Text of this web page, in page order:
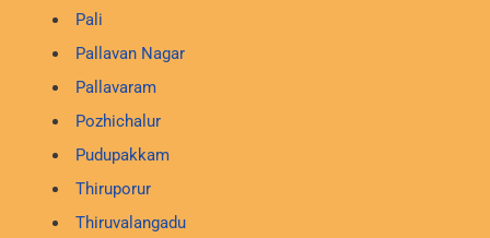
Pali
Pallavan Nagar
Pallavaram
Pozhichalur
Pudupakkam
Thiruporur
Thiruvalangadu